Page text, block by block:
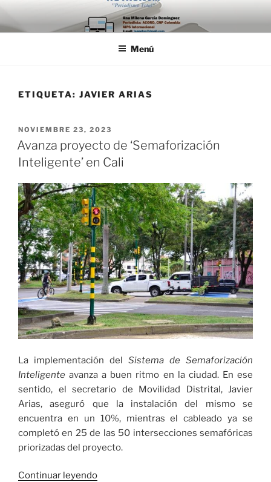
Saltar
al
contenido
Menú
ETIQUETA: JAVIER ARIAS
PUBLICADO
EL
NOVIEMBRE 23, 2023
Avanza proyecto de ‘Semaforización
Inteligente’ en Cali
La implementación del Sistema de Semaforización
Inteligente avanza a buen ritmo en la ciudad. En ese
sentido, el secretario de Movilidad Distrital, Javier
Arias, aseguró que la instalación del mismo se
encuentra en un 10%, mientras el cableado ya se
completó en 25 de las 50 intersecciones semafóricas
priorizadas del proyecto.
Continuar leyendo«Avanza